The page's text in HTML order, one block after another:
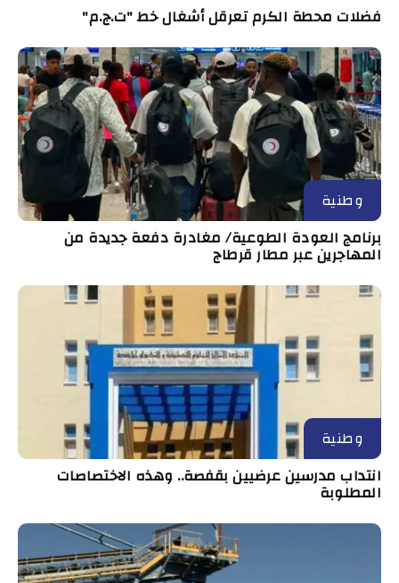
فضلات محطة الكرم تعرقل أشغال خط "ت.ج.م"
وطنية
برنامج العودة الطوعية/ مغادرة دفعة جديدة من
المهاجرين عبر مطار قرطاج
وطنية
انتداب مدرسين عرضيين بقفصة.. وهذه الاختصاصات
المطلوبة